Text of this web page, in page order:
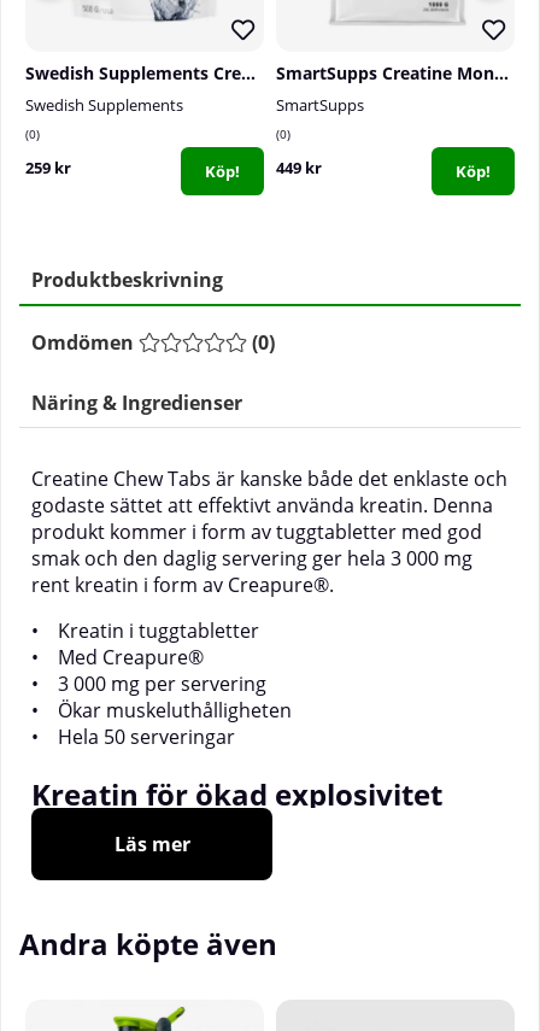
Swedish Supplements Creatine Monohydrate, 500 g
Swedish Supplements
0
259 kr Köp!
SmartSupps Creatine Monohydrate, 1000 g
SmartSupps
0
449 kr Köp!
Produktbeskrivning
Omdömen (0)
Näring & Ingredienser
Creatine Chew Tabs är kanske både det enklaste och
godaste sättet att effektivt använda kreatin. Denna
produkt kommer i form av tuggtabletter med god
smak och den daglig servering ger hela 3 000 mg
rent kreatin i form av Creapure®.
• Kreatin i tuggtabletter
• Med Creapure®
• 3 000 mg per servering
• Ökar muskeluthålligheten
• Hela 50 serveringar
Kreatin för ökad explosivitet
Kreatin finns naturligt i kroppen och även maten vi
äter. Kroppen använder det när det ställs stora krav
kreatin är det absolut mest effektiva sättet att öka
nivåerna av kreatin i kroppen.
För ökad styrka 💪
Läs mer
Andra köpte även